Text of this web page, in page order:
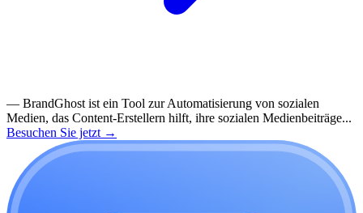
— BrandGhost ist ein Tool zur Automatisierung von sozialen
Medien, das Content-Erstellern hilft, ihre sozialen Medienbeiträge...
Besuchen Sie jetzt →